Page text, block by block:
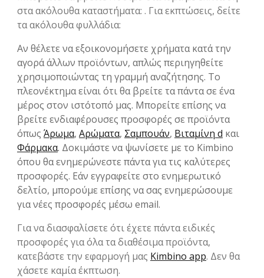
στα ακόλουθα καταστήματα: . Για εκπτώσεις, δείτε
τα ακόλουθα φυλλάδια:
Αν θέλετε να εξοικονομήσετε χρήματα κατά την
αγορά άλλων προϊόντων, απλώς περιηγηθείτε
χρησιμοποιώντας τη γραμμή αναζήτησης. Το
πλεονέκτημα είναι ότι θα βρείτε τα πάντα σε ένα
μέρος στον ιστότοπό μας. Μπορείτε επίσης να
βρείτε ενδιαφέρουσες προσφορές σε προϊόντα
όπως Άρωμα, Αρώματα, Σαμπουάν, Βιταμίνη d και
Φάρμακα. Δοκιμάστε να ψωνίσετε με το Kimbino
όπου θα ενημερώνεστε πάντα για τις καλύτερες
προσφορές. Εάν εγγραφείτε στο ενημερωτικό
δελτίο, μπορούμε επίσης να σας ενημερώσουμε
για νέες προσφορές μέσω email.
Για να διασφαλίσετε ότι έχετε πάντα ειδικές
προσφορές για όλα τα διαθέσιμα προϊόντα,
κατεβάστε την εφαρμογή μας Kimbino app. Δεν θα
χάσετε καμία έκπτωση.